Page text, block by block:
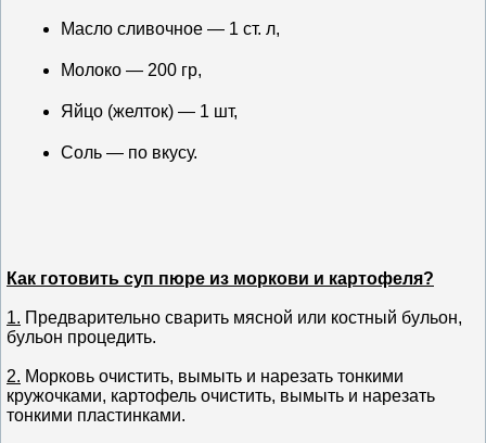
Масло сливочное — 1 ст. л,
Молоко — 200 гр,
Яйцо (желток) — 1 шт,
Соль — по вкусу.
Как готовить суп пюре из моркови и картофеля?
1. Предварительно сварить мясной или костный бульон,
бульон процедить.
2. Морковь очистить, вымыть и нарезать тонкими
кружочками, картофель очистить, вымыть и нарезать
тонкими пластинками.